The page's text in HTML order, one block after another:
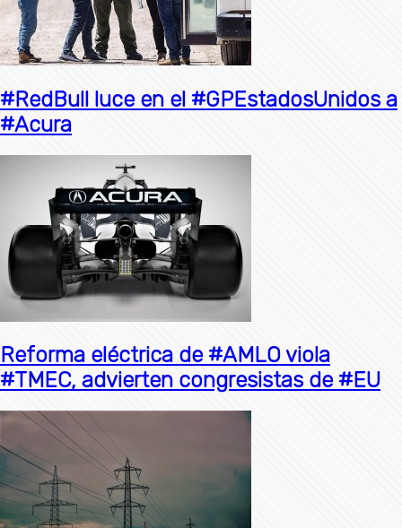
#RedBull luce en el #GPEstadosUnidos a
#Acura
Reforma eléctrica de #AMLO viola
#TMEC, advierten congresistas de #EU